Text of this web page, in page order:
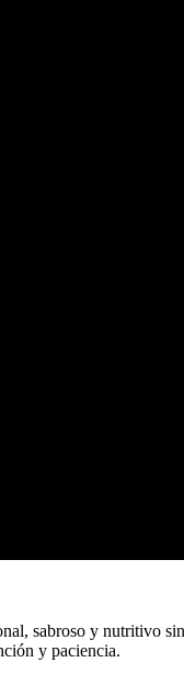
sabroso y nutritivo
y paciencia.